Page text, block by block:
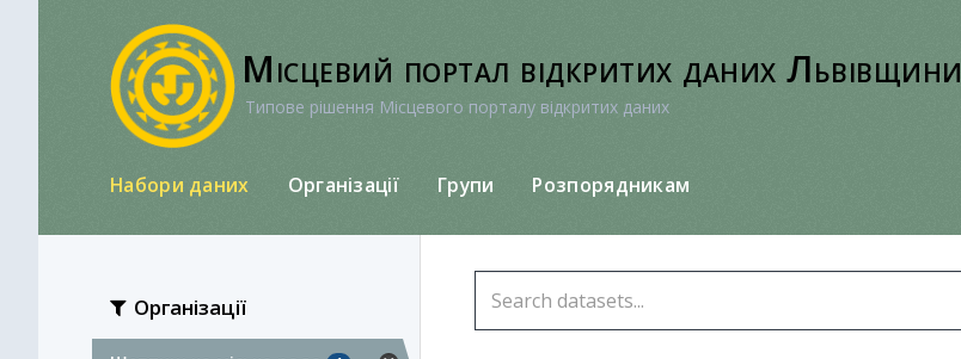
Місцевий портал відкритих даних Львівщини
Типове рішення Місцевого порталу відкритих даних
Набори даних Організації Групи Розпорядникам
Організації